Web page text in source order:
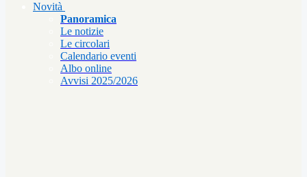
Novità
Panoramica
Le notizie
Le circolari
Calendario eventi
Albo online
Avvisi 2025/2026